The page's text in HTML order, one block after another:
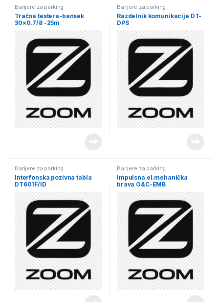
Barijere za parking
Tračna testera-bansek
30×0.7/8 -25m
Barijere za parking
Razdelnik komunikacije DT-
DPS
Barijere za parking
Interfonska pozivna tabla
DT601F/ID
Barijere za parking
Impulsna el.mehanička
brava O&C-EMB